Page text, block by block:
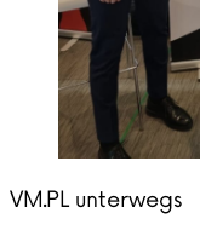
VM.PL unterwegs